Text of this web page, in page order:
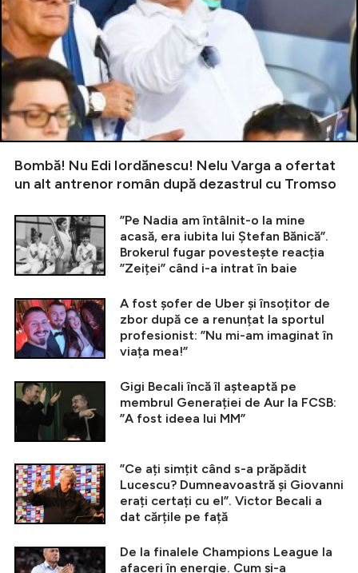
Bombă! Nu Edi Iordănescu! Nelu Varga a ofertat
un alt antrenor român după dezastrul cu Tromso
”Pe Nadia am întâlnit-o la mine
acasă, era iubita lui Ștefan Bănică”.
Brokerul fugar povestește reacția
”Zeiței” când i-a intrat în baie
A fost șofer de Uber și însoțitor de
zbor după ce a renunțat la sportul
profesionist: ”Nu mi-am imaginat în
viața mea!”
Gigi Becali încă îl așteaptă pe
membrul Generației de Aur la FCSB:
”A fost ideea lui MM”
”Ce ați simțit când s-a prăpădit
Lucescu? Dumneavoastră și Giovanni
erați certați cu el”. Victor Becali a
dat cărțile pe față
De la finalele Champions League la
afaceri în energie. Cum și-a